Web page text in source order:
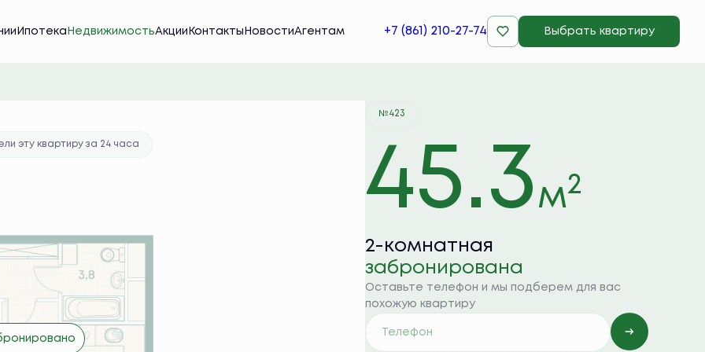
Ипотека НедвижимостьАкции Контакты НовостиАгентам +7 (861) 210-27-74 Выбрать квартиру
от 43 932 руб./мес. Квартира забронирована
эту квартиру за 24 часа
№423
45.3м2
2-комнатная
забронирована
Оставьте телефон и мы подберем для вас
похожую квартиру